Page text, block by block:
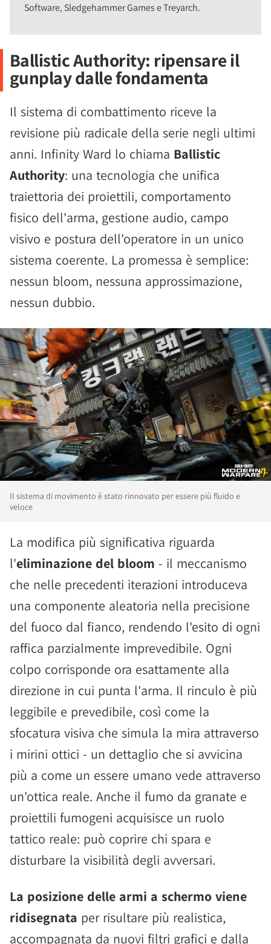
Software, Sledgehammer Games e Treyarch.
Ballistic Authority: ripensare il
gunplay dalle fondamenta
Il sistema di combattimento riceve la
revisione più radicale della serie negli ultimi
anni. Infinity Ward lo chiama Ballistic
Authority: una tecnologia che unifica
traiettoria dei proiettili, comportamento
fisico dell'arma, gestione audio, campo
visivo e postura dell'operatore in un unico
sistema coerente. La promessa è semplice:
nessun bloom, nessuna approssimazione,
nessun dubbio.
Il sistema di movimento è stato rinnovato per essere più fluido e
veloce
La modifica più significativa riguarda
l'eliminazione del bloom - il meccanismo
che nelle precedenti iterazioni introduceva
una componente aleatoria nella precisione
del fuoco dal fianco, rendendo l'esito di ogni
raffica parzialmente imprevedibile. Ogni
colpo corrisponde ora esattamente alla
direzione in cui punta l'arma. Il rinculo è più
leggibile e prevedibile, così come la
sfocatura visiva che simula la mira attraverso
i mirini ottici - un dettaglio che si avvicina
più a come un essere umano vede attraverso
un'ottica reale. Anche il fumo da granate e
proiettili fumogeni acquisisce un ruolo
tattico reale: può coprire chi spara e
disturbare la visibilità degli avversari.
La posizione delle armi a schermo viene
ridisegnata per risultare più realistica,
accompagnata da nuovi filtri grafici e dalla